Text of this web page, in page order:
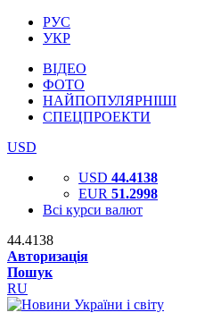
РУС
УКР
ВІДЕО
ФОТО
НАЙПОПУЛЯРНІШІ
СПЕЦПРОЕКТИ
USD
USD 44.4138
EUR 51.2998
Всі курси валют
44.4138
Авторизація
Пошук
RU